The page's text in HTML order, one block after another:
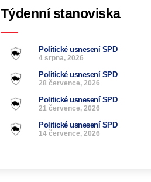
Týdenní stanoviska
Politické usnesení SPD
4 srpna, 2026
Politické usnesení SPD
28 července, 2026
Politické usnesení SPD
21 července, 2026
Politické usnesení SPD
14 července, 2026